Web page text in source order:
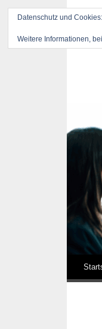
Datenschutz und
Weitere Informationen,